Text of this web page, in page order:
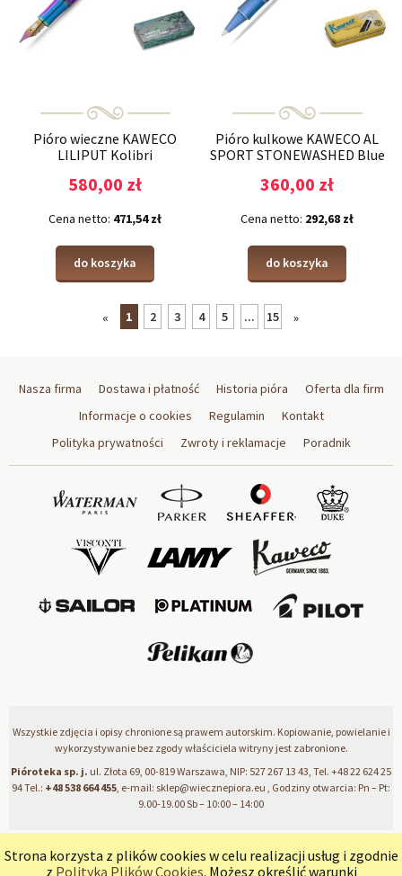
Strona korzysta z plików cookies w celu realizacji usług i zgodnie
z Polityką Plików Cookies. Możesz określić warunki
Pióro wieczne KAWECO
LILIPUT Kolibri
580,00 zł
Cena netto: 471,54 zł
do koszyka
Pióro kulkowe KAWECO AL
SPORT STONEWASHED Blue
360,00 zł
Cena netto: 292,68 zł
do koszyka
« 1 2 3 4 5 ... 15 »
Nasza firma Dostawa i płatność Historia pióra
Oferta dla firm
Informacje o cookies
Regulamin
Kontakt
Polityka prywatności
Zwroty i reklamacje Poradnik
Wszystkie zdjęcia i opisy chronione są prawem autorskim. Kopiowanie, powielanie i
wykorzystywanie bez zgody właściciela witryny jest zabronione.
Pióroteka sp. j. ul. Złota 69, 00-819 Warszawa, NIP: 527 267 13 43, Tel. +48 22 624 25
94Tel.: +48 538 664 455, e-mail: sklep@wiecznepiora.eu , Godziny otwarcia: Pn – Pt:
9.00-19.00 Sb – 10:00 – 14:00
pokaż pełną wersję strony